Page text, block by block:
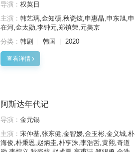
导演： 权英日
主演： 韩艺璃,金知硕,秋瓷炫,申惠晶,申东旭,申
在河,金太勋,李钟元,郑镇荣,元美京
分类： 韩剧 韩国 2020
查看详情
阿斯达年代记
导演： 金元锡
主演： 宋仲基,张东健,金智媛,金玉彬,金义城,朴
海俊,朴秉恩,赵炳圭,朴亨洙,李浩哲,黄熙,奇道